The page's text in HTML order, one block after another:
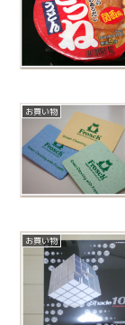
お買い物
お買い物